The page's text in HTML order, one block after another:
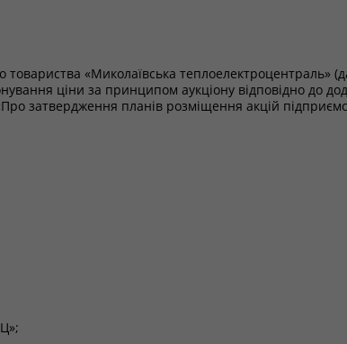
«Миколаївська теплоелектроцентраль»
ціни за принципом аукціону відповідно до
затвердження планів розміщення акцій